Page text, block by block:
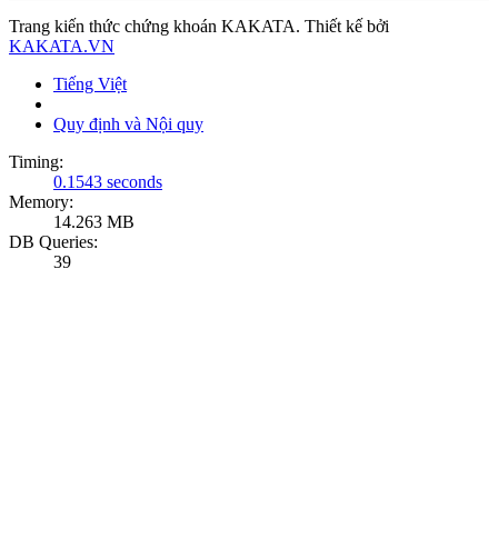
Trang kiến thức chứng khoán KAKATA. Thiết kế bởi
KAKATA.VN
Tiếng Việt
Quy định và Nội quy
Timing:
0.1543 seconds
Memory:
14.263 MB
DB Queries:
39